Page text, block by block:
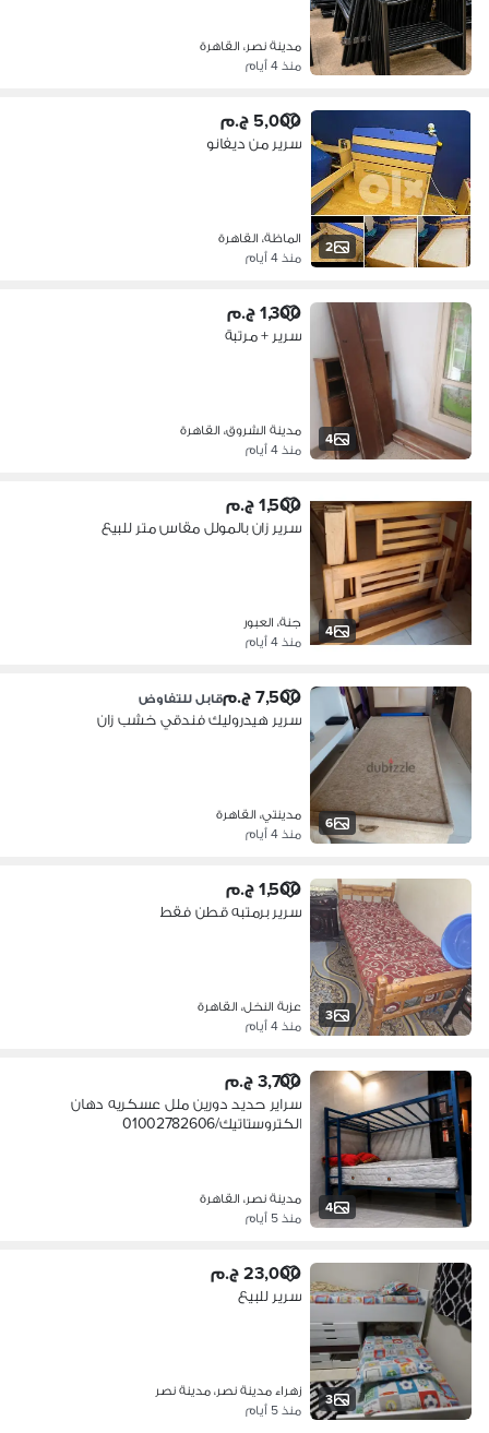
مدينة نصر، القاهرة
منذ 4 أيام
2
5,000 ج.م
سرير من ديفانو
الماظة، القاهرة
منذ 4 أيام
4
1,300 ج.م
سرير + مرتبة
مدينة الشروق، القاهرة
منذ 4 أيام
4
1,500 ج.م
سرير زان بالمولل مقاس متر للبيع
جنة، العبور
منذ 4 أيام
6
7,500 ج.م قابل للتفاوض
سرير هيدروليك فندقي خشب زان
مدينتي، القاهرة
منذ 4 أيام
3
1,500 ج.م
سرير برمتبه قطن فقط
عزبة النخل، القاهرة
منذ 4 أيام
4
3,700 ج.م
سراير حديد دورين ملل عسكريه دهان
الكتروستاتيك/01002782606
مدينة نصر، القاهرة
منذ 5 أيام
3
23,000 ج.م
سرير للبيع
زهراء مدينة نصر، مدينة نصر
منذ 5 أيام